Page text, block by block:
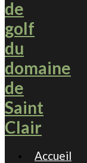
Accueil